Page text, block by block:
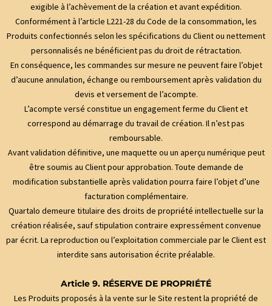
exigible à l’achèvement de la création et avant expédition.
Conformément à l’article L221-28 du Code de la consommation, les
Produits confectionnés selon les spécifications du Client ou nettement
personnalisés ne bénéficient pas du droit de rétractation.
En conséquence, les commandes sur mesure ne peuvent faire l’objet
d’aucune annulation, échange ou remboursement après validation du
devis et versement de l’acompte.
L’acompte versé constitue un engagement ferme du Client et
correspond au démarrage du travail de création. Il n’est pas
remboursable.
Avant validation définitive, une maquette ou un aperçu numérique peut
être soumis au Client pour approbation. Toute demande de
modification substantielle après validation pourra faire l’objet d’une
facturation complémentaire.
Quartalo demeure titulaire des droits de propriété intellectuelle sur la
création réalisée, sauf stipulation contraire expressément convenue
par écrit. La reproduction ou l’exploitation commerciale par le Client est
interdite sans autorisation écrite préalable.
Article 9. RÉSERVE DE PROPRIÉTÉ
Les Produits proposés à la vente sur le Site restent la propriété de